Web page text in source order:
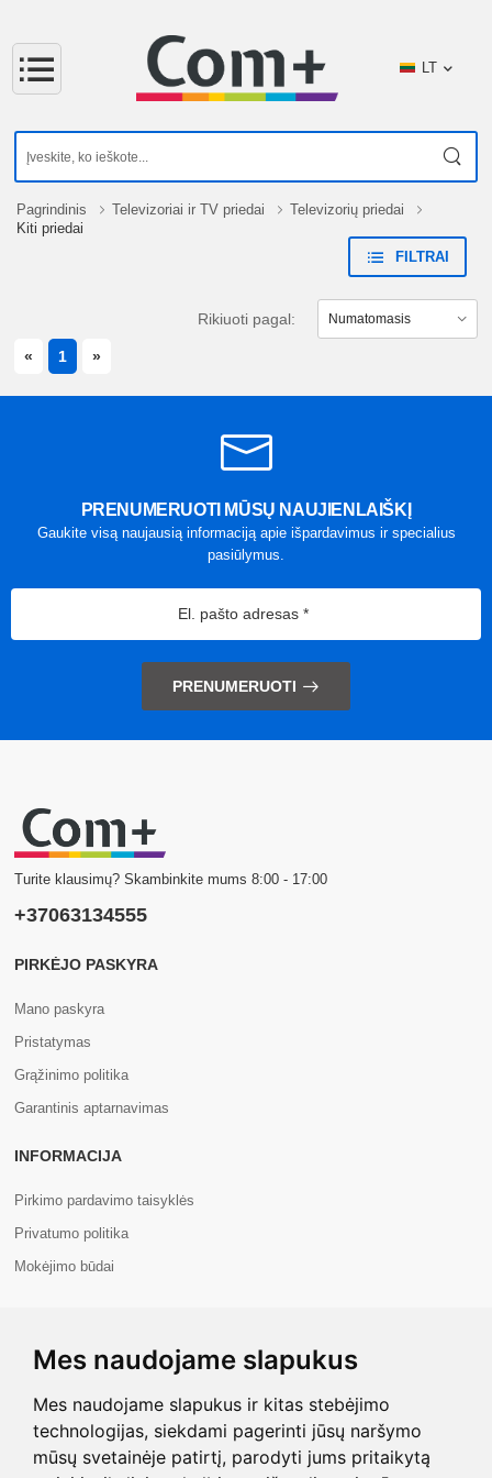
Mes naudojame slapukus
Mes naudojame slapukus ir kitas stebėjimo
technologijas, siekdami pagerinti jūsų naršymo
mūsų svetainėje patirtį, parodyti jums pritaikytą
LT
Pagrindinis Televizoriai ir TV priedai
Televizorių priedai
Kiti priedai
FILTRAI
Rikiuoti pagal:
« PREVIOUS
1 »NEXT
PRENUMERUOTI MŪSŲ NAUJIENLAIŠKĮ
Gaukite visą naujausią informaciją apie išpardavimus ir specialius
pasiūlymus.
PRENUMERUOTI
Turite klausimų? Skambinkite mums 8:00 - 17:00
+37063134555
PIRKĖJO PASKYRA
Mano paskyra
Pristatymas
Grąžinimo politika
Garantinis aptarnavimas
INFORMACIJA
Pirkimo pardavimo taisyklės
Privatumo politika
Mokėjimo būdai
Apie mus